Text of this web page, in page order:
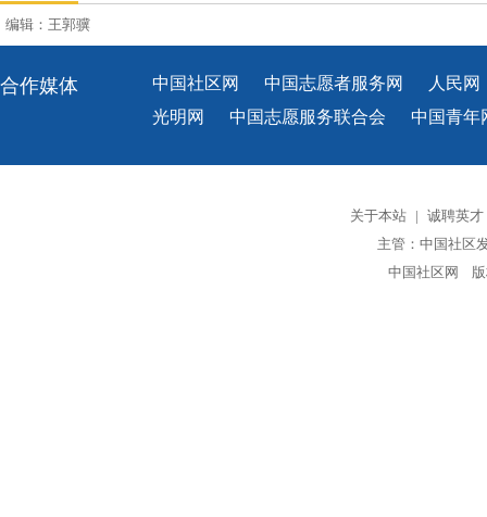
编辑：王郭骥
合作媒体 中国社区网 中国志愿者服务网
人民网
光明网
中国志愿服务联合会 中国青年
关于本站 | 诚聘英才
主管：中国社区
中国社区网 版